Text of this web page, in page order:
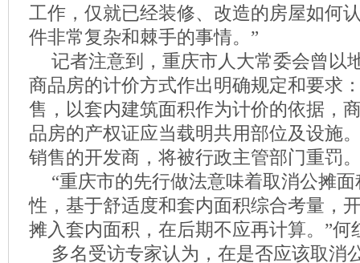
工作，仅就已经装修、改造的房屋如何
件非常复杂和棘手的事情。”
记者注意到，重庆市人大常委会曾以
商品房的计价方式作出明确规定和要求
售，以套内建筑面积作为计价的依据，
品房的产权证应当载明共用部位及设施
销售的开发商，将被行政主管部门重罚
“重庆市的先行做法意味着取消公摊
性，基于舒适度和套内面积综合考量，
摊入套内面积，在后期不应再计算。”何
多名受访专家认为，在是否应该取消